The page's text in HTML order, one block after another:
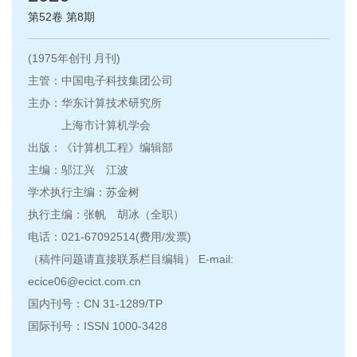
第52卷 第8期
(1975年创刊 月刊)
主管：中国电子科技集团公司
主办：华东计算技术研究所
上海市计算机学会
出版：《计算机工程》编辑部
主编：邬江兴 江波
学术执行主编：苏金树
执行主编：张帆 胡冰（全职）
电话：021-67092514(费用/发票)
（稿件问题请直接联系栏目编辑） E-mail:
ecice06@ecict.com.cn
国内刊号：CN 31-1289/TP
国际刊号：ISSN 1000-3428